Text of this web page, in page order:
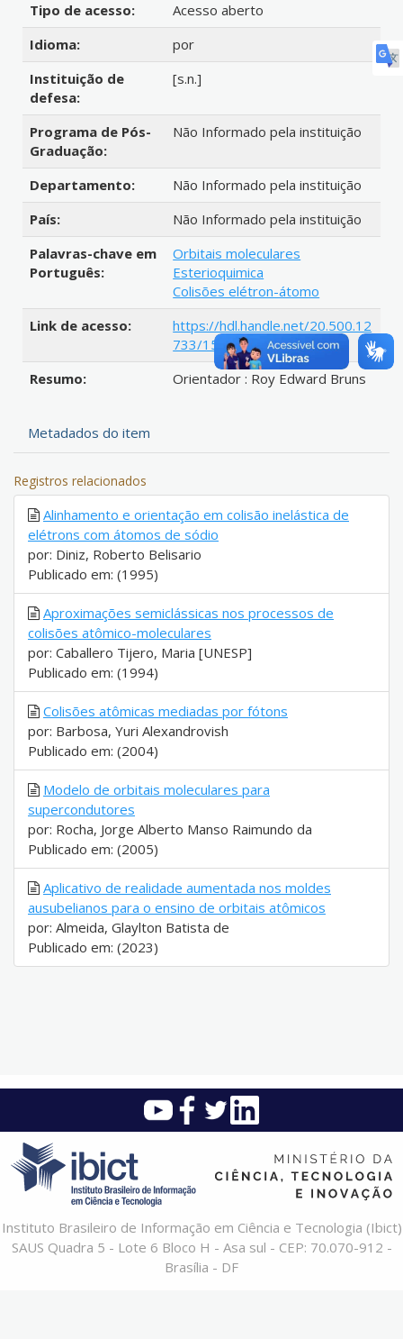
Tipo de acesso:
Acesso aberto
Idioma:
por
Instituição de
defesa:
[s.n.]
Programa de Pós-
Graduação:
Não Informado pela instituição
Departamento:
Não Informado pela instituição
País:
Não Informado pela instituição
Palavras-chave em
Português:
Orbitais moleculares
Esterioquimica
Colisões elétron-átomo
Link de acesso:
https://hdl.handle.net/20.500.12
733/1580149
Resumo:
Orientador : Roy Edward Bruns
Metadados do item
Registros relacionados
Alinhamento e orientação em colisão inelástica de
elétrons com átomos de sódio
por: Diniz, Roberto Belisario
Publicado em: (1995)
Aproximações semiclássicas nos processos de
colisões atômico-moleculares
por: Caballero Tijero, Maria [UNESP]
Publicado em: (1994)
Colisões atômicas mediadas por fótons
por: Barbosa, Yuri Alexandrovish
Publicado em: (2004)
Modelo de orbitais moleculares para
supercondutores
por: Rocha, Jorge Alberto Manso Raimundo da
Publicado em: (2005)
Aplicativo de realidade aumentada nos moldes
ausubelianos para o ensino de orbitais atômicos
por: Almeida, Glaylton Batista de
Publicado em: (2023)
Instituto Brasileiro de Informação em Ciência e Tecnologia (Ibict)
SAUS Quadra 5 - Lote 6 Bloco H - Asa sul - CEP: 70.070-912 -
Brasília - DF